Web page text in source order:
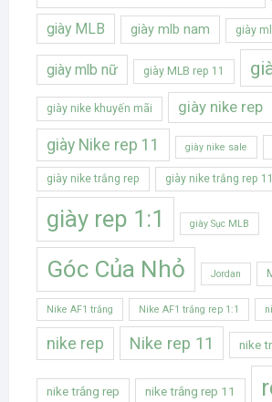
giày MLB giày mlb nam giày
giày mlb nữ giày MLB rep 11
giày nike khuyến mãi giày nike rep
giày Nike rep 11 giày nike sale
giày nike trắng rep giày nike trắng rep 11
giày rep 1:1 giày Sục MLB
Góc Của Nhỏ Jordan
Nike AF1 trắng Nike AF1 trắng rep 1:1
nike rep Nike rep 11 nike
nike trắng rep nike trắng rep 11